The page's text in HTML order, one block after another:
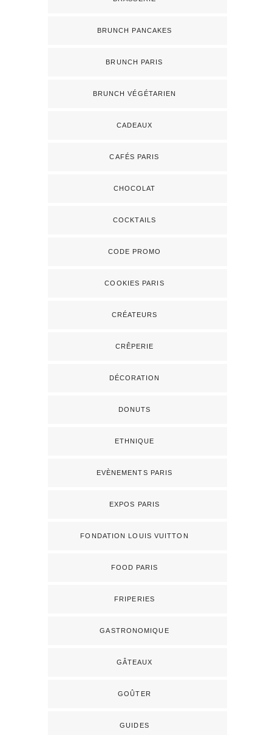
BRUNCH PANCAKES
BRUNCH PARIS
BRUNCH VÉGÉTARIEN
CADEAUX
CAFÉS PARIS
CHOCOLAT
COCKTAILS
CODE PROMO
COOKIES PARIS
CRÉATEURS
CRÊPERIE
DÉCORATION
DONUTS
ETHNIQUE
EVÈNEMENTS PARIS
EXPOS PARIS
FONDATION LOUIS VUITTON
FOOD PARIS
FRIPERIES
GASTRONOMIQUE
GÂTEAUX
GOÛTER
GUIDES